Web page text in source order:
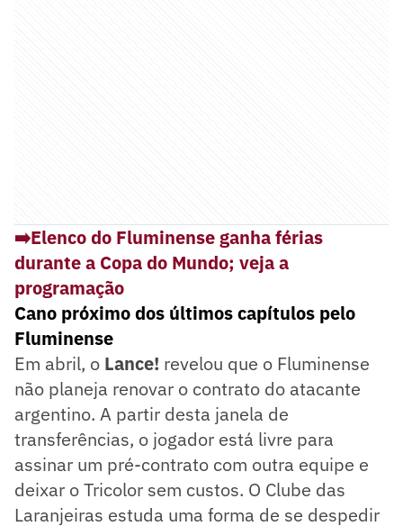
➡️Elenco do Fluminense ganha férias
durante a Copa do Mundo; veja a
programação
Cano próximo dos últimos capítulos pelo
Fluminense
Em abril, o Lance! revelou que o Fluminense
não planeja renovar o contrato do atacante
argentino. A partir desta janela de
transferências, o jogador está livre para
assinar um pré-contrato com outra equipe e
deixar o Tricolor sem custos. O Clube das
Laranjeiras estuda uma forma de se despedir